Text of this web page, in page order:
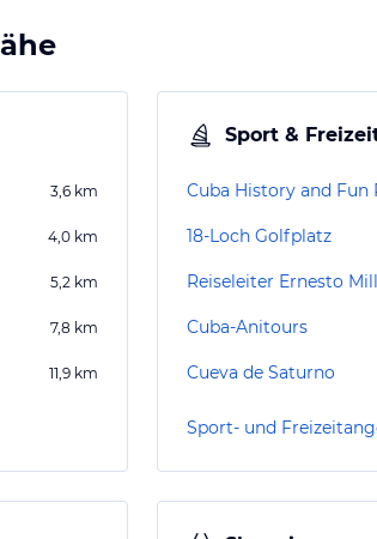
3,6 km
4,0 km
5,2 km
7,8 km
11,9 km
Sport &
Cuba History and Fun
18-Loch Golfplatz
Reiseleiter Ernesto
Cuba-Anitours
Cueva de Saturno
Sport- und